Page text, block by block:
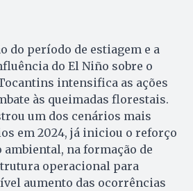
do período de estiagem e a
do El Niño sobre o
intensifica as ações
às queimadas florestais.
um dos cenários mais
em 2024, já iniciou o reforço
na formação de
operacional para
aumento das ocorrências